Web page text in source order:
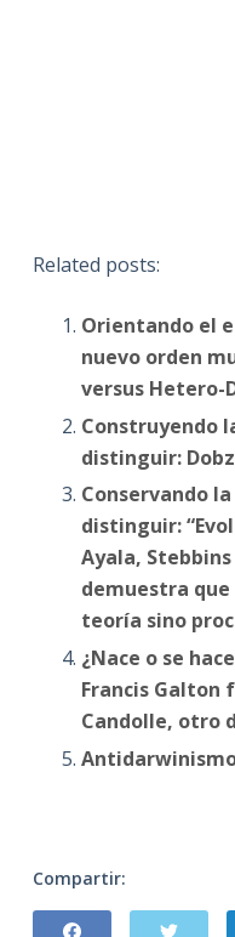
Related posts:
Orientando el
nuevo orden
versus Hetero-
Construyendo
distinguir:
Conservando
distinguir:
Ayala,
demuestra que
teoría sino
¿Nace o se
Francis Galton
Candolle, otro
Compartir: